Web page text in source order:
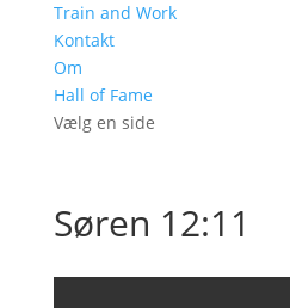
Train and Work
Kontakt
Om
Hall of Fame
Vælg en side
Søren 12:11